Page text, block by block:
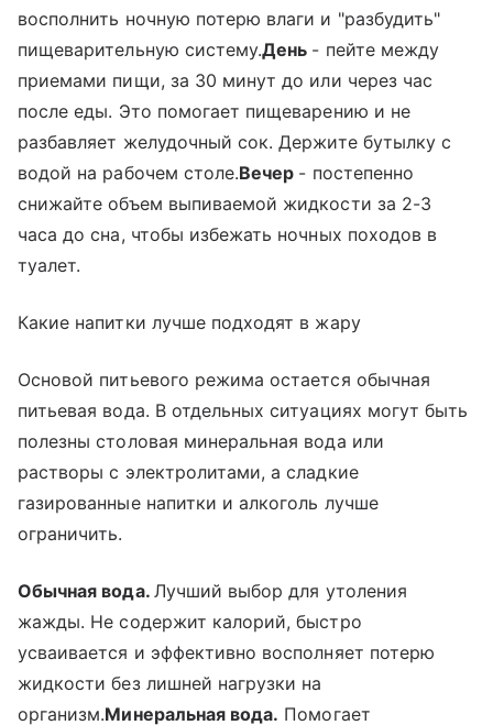
восполнить ночную потерю влаги и "разбудить"
пищеварительную систему.День - пейте между
приемами пищи, за 30 минут до или через час
после еды. Это помогает пищеварению и не
разбавляет желудочный сок. Держите бутылку с
водой на рабочем столе.Вечер - постепенно
снижайте объем выпиваемой жидкости за 2-3
часа до сна, чтобы избежать ночных походов в
туалет.
Какие напитки лучше подходят в жару
Основой питьевого режима остается обычная
питьевая вода. В отдельных ситуациях могут быть
полезны столовая минеральная вода или
растворы с электролитами, а сладкие
газированные напитки и алкоголь лучше
ограничить.
Обычная вода. Лучший выбор для утоления
жажды. Не содержит калорий, быстро
усваивается и эффективно восполняет потерю
жидкости без лишней нагрузки на
организм.Минеральная вода. Помогает